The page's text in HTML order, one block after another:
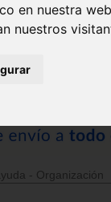
en nuestra
nuestros
- Organización